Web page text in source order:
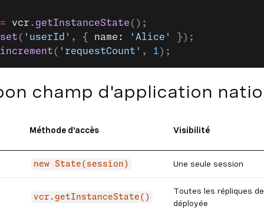
vcr . getInstanceState ();
set ( 'userId' , { name: 'Alice'
});
increment ( 'requestCount' , 1 );
champ d'application
Méthode d'accès Visibilité
new State(session) Une seule session
vcr.getInstanceState()
Toutes les répliques
déployée